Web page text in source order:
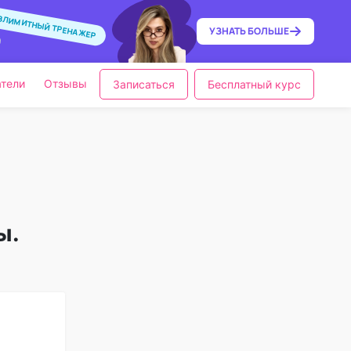
УЗНАТЬБОЛЬШЕ
ТРЕНАЖЕР
Отзывы Записаться Бесплатный курс